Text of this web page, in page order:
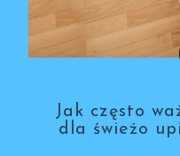
Jak często
dla świeżo